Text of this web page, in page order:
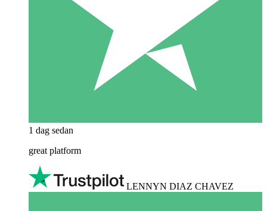
1 dag sedan
great platform
LENNYN DIAZ CHAVEZ